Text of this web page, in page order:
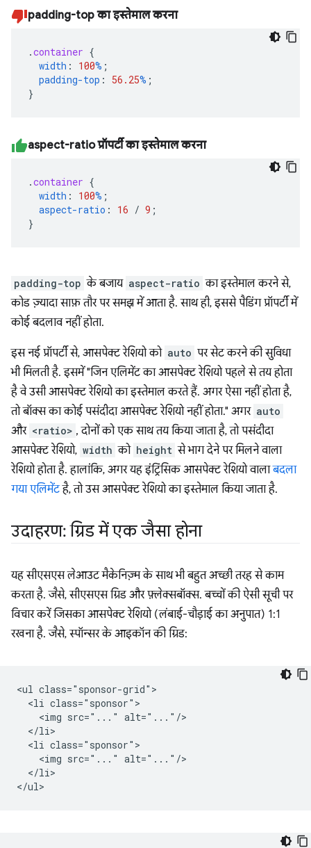
padding-top का इस्तेमाल करना
.container {
width : 100% ;
padding-top : 56.25% ;
}
aspect-ratio प्रॉपर्टी का इस्तेमाल करना
.container {
width : 100% ;
aspect-ratio : 16 / 9 ;
}
padding-top के बजाय aspect-ratio का इस्तेमाल करने से,
कोड ज़्यादा साफ़ तौर पर समझ में आता है. साथ ही, इससे पैडिंग प्रॉपर्टी में
कोई बदलाव नहीं होता.
इस नई प्रॉपर्टी से, आसपेक्ट रेशियो को auto पर सेट करने की सुविधा
भी मिलती है. इसमें "जिन एलिमेंट का आसपेक्ट रेशियो पहले से तय होता
है वे उसी आसपेक्ट रेशियो का इस्तेमाल करते हैं. अगर ऐसा नहीं होता है,
तो बॉक्स का कोई पसंदीदा आसपेक्ट रेशियो नहीं होता." अगर auto
और <ratio> , दोनों को एक साथ तय किया जाता है, तो पसंदीदा
आसपेक्ट रेशियो, width को height से भाग देने पर मिलने वाला
रेशियो होता है. हालांकि, अगर यह इंट्रिंसिक आसपेक्ट रेशियो वालाबदला
गया एलिमेंटहै, तो उस आसपेक्ट रेशियो का इस्तेमाल किया जाता है.
उदाहरण: ग्रिड में एक जैसा होना
यह सीएसएस लेआउट मैकेनिज़्म के साथ भी बहुत अच्छी तरह से काम
करता है. जैसे, सीएसएस ग्रिड और फ़्लेक्सबॉक्स. बच्चों की ऐसी सूची पर
विचार करें जिसका आसपेक्ट रेशियो (लंबाई-चौड़ाई का अनुपात) 1:1
रखना है. जैसे, स्पॉन्सर के आइकॉन की ग्रिड:
<ul class="sponsor-grid">
  <li class="sponsor">
    <img src="..." alt="..."/>
  </li>
  <li class="sponsor">
    <img src="..." alt="..."/>
  </li>